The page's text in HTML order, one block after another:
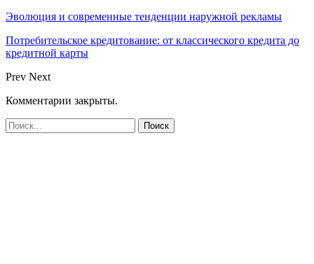
Эволюция и современные тенденции наружной рекламы
Потребительское кредитование: от классического кредита до
кредитной карты
Prev Next
Комментарии закрыты.